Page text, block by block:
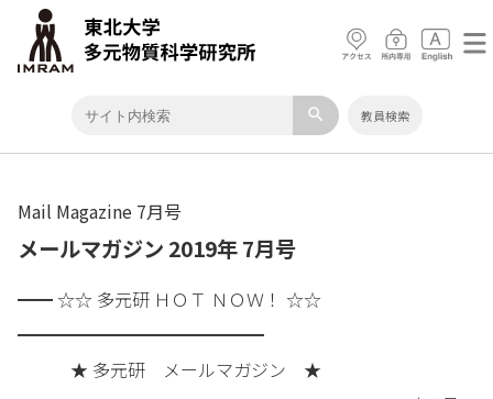
search 教員検索
Mail Magazine 7月号
メールマガジン 2019年 7月号
━━ ☆☆ 多元研 ＨＯＴ ＮＯＷ！ ☆☆
━━━━━━━━━━━━━━
★ 多元研 メールマガジン ★